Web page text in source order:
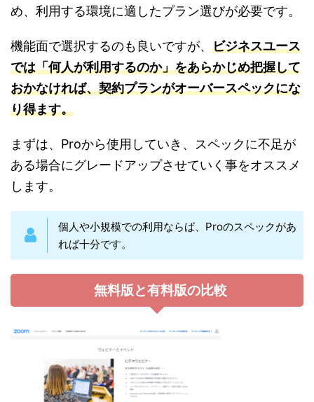
め、利用する環境に適したプラン選びが必要です。
機能面で選択するのも良いですが、 ビジネスユース
では「何人が利用するのか」をあらかじめ把握して
おかなければ、契約プランがオーバースペックにな
り得ます。
まずは、Proから使用していき、スペックに不足が
ある場合にグレードアップさせていく事をオススメ
します。
個人や小規模での利用ならば、Proのスペックがあ
れば十分です。
無料版と有料版の比較